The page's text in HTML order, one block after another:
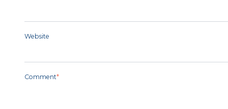
Website
Comment*